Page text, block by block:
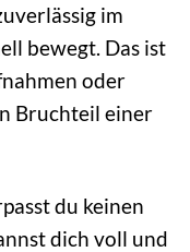
im
bewegt. Das ist
oder
Bruchteil einer
du keinen
dich voll und